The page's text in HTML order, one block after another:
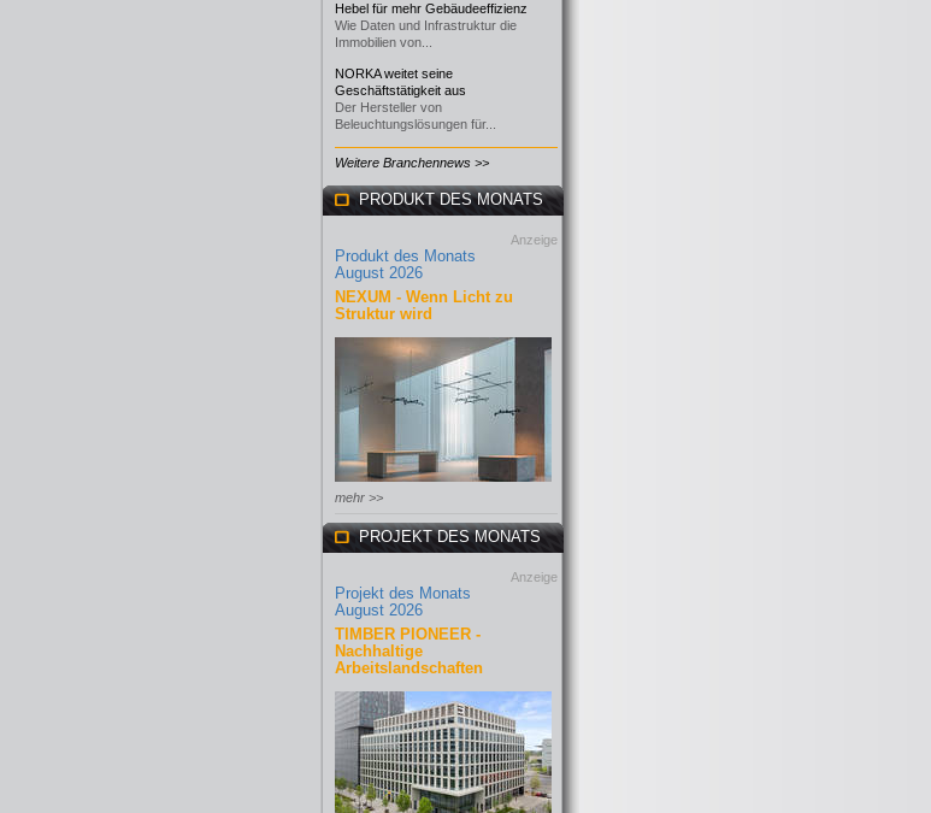
Hebel für mehr Gebäudeeffizienz
Wie Daten und Infrastruktur die
Immobilien von...
NORKA weitet seine
Geschäftstätigkeit aus
Der Hersteller von
Beleuchtungslösungen für...
Weitere Branchennews >>
PRODUKT DES MONATS
Anzeige
Produkt des Monats
August 2026
NEXUM - Wenn Licht zu
Struktur wird
mehr >>
PROJEKT DES MONATS
Anzeige
Projekt des Monats
August 2026
TIMBER PIONEER -
Nachhaltige
Arbeitslandschaften